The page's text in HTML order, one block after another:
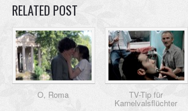
RELATED POST
O, Roma TV-Tip für
Karnelvalsflüchter